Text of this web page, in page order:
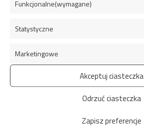
Funkcjonalne(wymagane)
Statystyczne
Marketingowe
Akceptuj ciasteczka
Odrzuć ciasteczka
Zapisz preferencje
baterii